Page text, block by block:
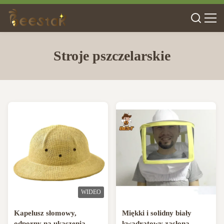
Stroje pszczelarskie
WIDEO
Kapelusz słomowy,
Miękki i solidny biały